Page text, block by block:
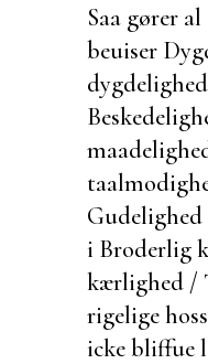
Saa gører
beuiser
i Broderlig
kærlighed /
rigelige
icke bliffue